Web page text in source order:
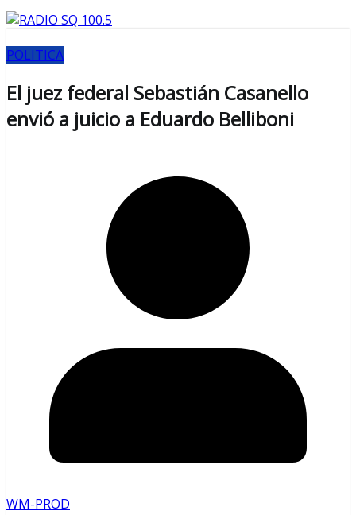
POLITICA
El juez federal Sebastián Casanello
envió a juicio a Eduardo Belliboni
WM-PROD